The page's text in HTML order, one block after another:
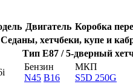
Двигатель Коробка
хетчбеки, купе и
Тип E87 / 5-дверный
Бензин
N45 B16
МКП
S5D 250G